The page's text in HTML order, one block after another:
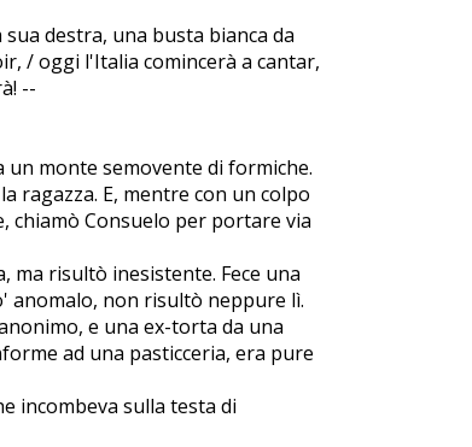
destra, una busta bianca da
/ oggi l'Italia comincerà a cantar,
--
monte semovente di formiche.
ragazza. E, mentre con un colpo
chiamò Consuelo per portare via
ma risultò inesistente. Fece una
anomalo, non risultò neppure lì.
e una ex-torta da una
ad una pasticceria, era pure
incombeva sulla testa di